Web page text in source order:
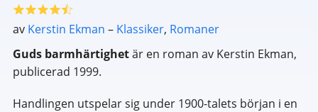
av Kerstin Ekman – Klassiker, Romaner
Guds barmhärtighetär en roman av Kerstin Ekman,
publicerad 1999.
Handlingen utspelar sig under 1900-talets början i en